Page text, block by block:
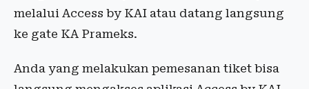
melalui Access by KAI atau datang langsung
ke gate KA Prameks.
Anda yang melakukan pemesanan tiket bisa